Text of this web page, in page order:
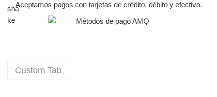
Aceptamos pagos con tarjetas de crédito, débito y efectivo.
Custom Tab